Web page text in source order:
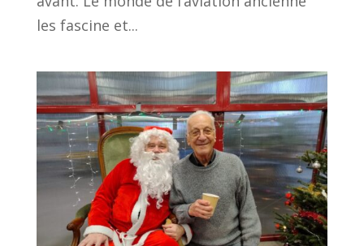
les fascine et...